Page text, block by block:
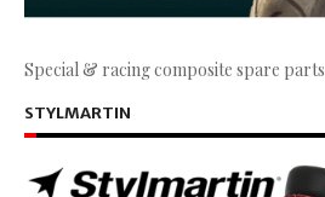
Special & racing composite spare parts
STYLMARTIN